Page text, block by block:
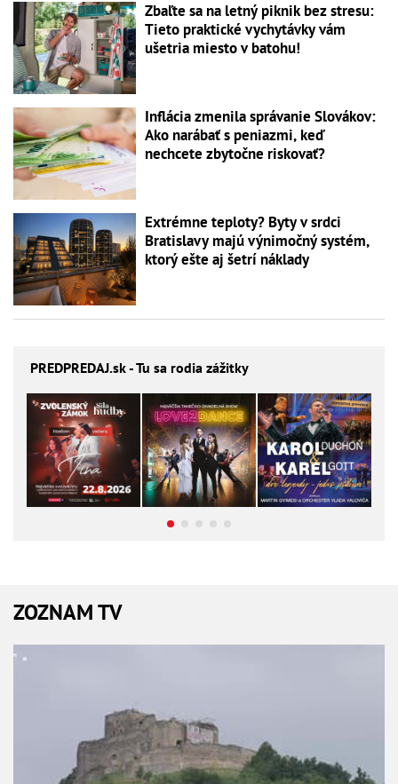
Zbaľte sa na letný piknik bez stresu:
Tieto praktické vychytávky vám
ušetria miesto v batohu!
Inflácia zmenila správanie Slovákov:
Ako narábať s peniazmi, keď
nechcete zbytočne riskovať?
Extrémne teploty? Byty v srdci
Bratislavy majú výnimočný systém,
ktorý ešte aj šetrí náklady
PREDPREDAJ.sk - Tu sa rodia zážitky
ZOZNAM TV